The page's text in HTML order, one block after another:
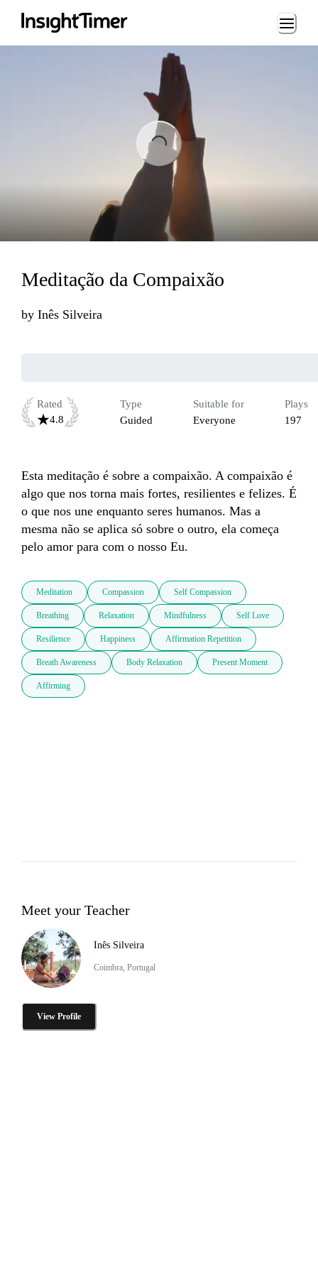
Loading...
Meditação da Compaixão
by Inês Silveira
Rated
4.8
Type
Guided
Suitable for
Everyone
Plays
197
Esta meditação é sobre a compaixão. A compaixão é
algo que nos torna mais fortes, resilientes e felizes. É
o que nos une enquanto seres humanos. Mas a
mesma não se aplica só sobre o outro, ela começa
pelo amor para com o nosso Eu.
Meditation Compassion Self Compassion
Breathing Relaxation Mindfulness Self Love
Resilience Happiness Affirmation Repetition
Breath Awareness Body Relaxation Present Moment
Affirming
Meet your Teacher
Inês Silveira
Coimbra, Portugal
View Profile